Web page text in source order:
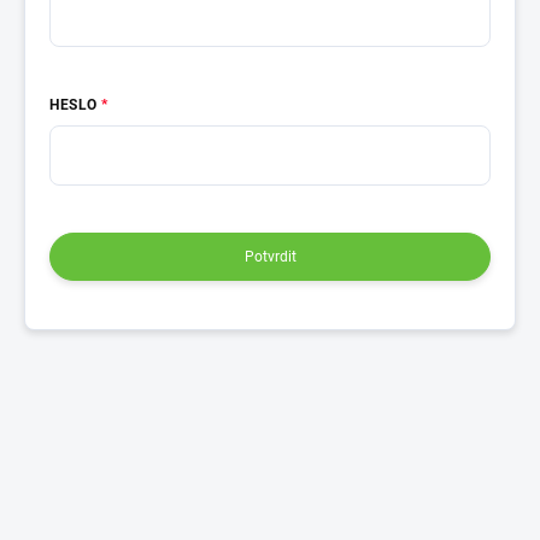
HESLO
Potvrdit